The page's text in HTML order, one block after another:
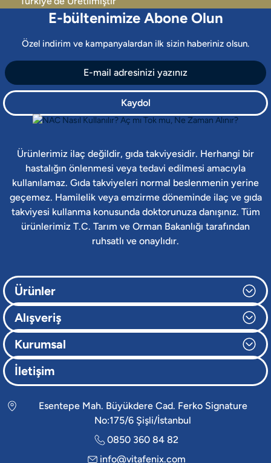
E-bültenimize Abone Olun
Özel indirim ve kampanyalardan ilk sizin haberiniz olsun.
Kaydol
Ürünlerimiz ilaç değildir, gıda takviyesidir. Herhangi bir
hastalığın önlenmesi veya tedavi edilmesi amacıyla
kullanılamaz. Gıda takviyeleri normal beslenmenin yerine
geçemez. Hamilelik veya emzirme döneminde ilaç ve gıda
takviyesi kullanma konusunda doktorunuza danışınız. Tüm
ürünlerimiz T.C. Tarım ve Orman Bakanlığı tarafından
ruhsatlı ve onaylıdır.
Ürünler
Alışveriş
Kurumsal
İletişim
Esentepe Mah. Büyükdere Cad. Ferko Signature
No:175/6 Şişli/İstanbul
0850 360 84 82
info@vitafenix.com